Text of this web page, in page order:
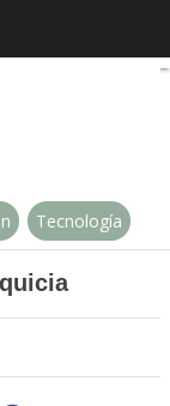
para la
Tecnología